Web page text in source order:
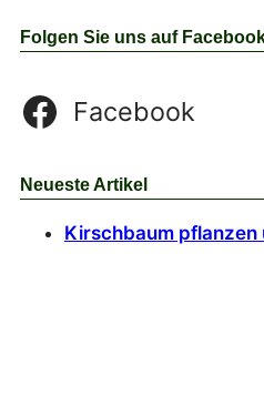
Folgen Sie uns auf
Facebook
Neueste Artikel
Kirschbaum pflanzen